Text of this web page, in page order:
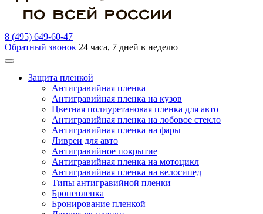
8 (495) 649-60-47
Обратный звонок 24 часа, 7 дней в неделю
Защита пленкой
Антигравийная пленка
Антигравийная пленка на кузов
Цветная полиуретановая пленка для авто
Антигравийная пленка на лобовое стекло
Антигравийная пленка на фары
Ливреи для авто
Антигравийное покрытие
Антигравийная пленка на мотоцикл
Антигравийная пленка на велосипед
Типы антигравийной пленки
Бронепленка
Бронирование пленкой